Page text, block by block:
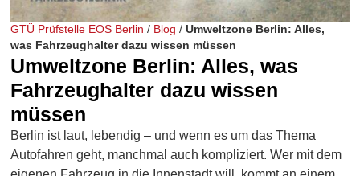
GTÜ Prüfstelle EOS Berlin / Blog /Umweltzone Berlin: Alles,
was Fahrzeughalter dazu wissen müssen
Umweltzone Berlin: Alles, was
Fahrzeughalter dazu wissen
müssen
Berlin ist laut, lebendig – und wenn es um das Thema
Autofahren geht, manchmal auch kompliziert. Wer mit dem